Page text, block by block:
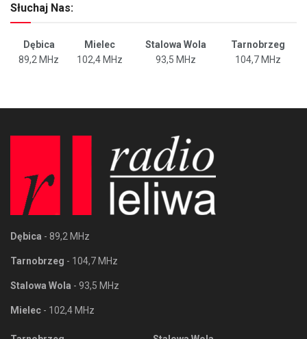
Słuchaj Nas:
Dębica Mielec Stalowa Wola
Tarnobrzeg
89,2 MHz
102,4 MHz 93,5 MHz 104,7 MHz
Dębica - 89,2 MHz
Tarnobrzeg - 104,7 MHz
Stalowa Wola - 93,5 MHz
Mielec - 102,4 MHz